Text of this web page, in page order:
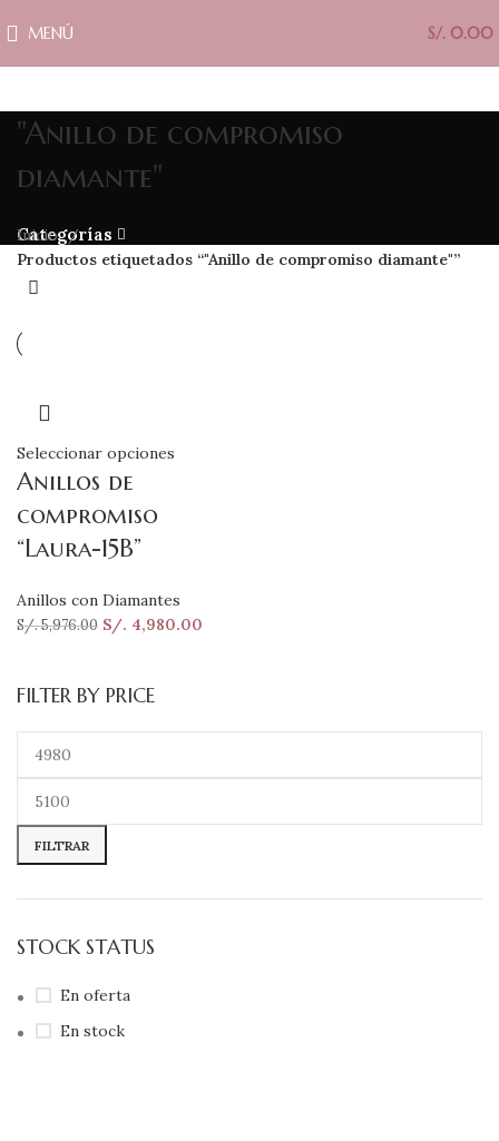
MENÚ S/. 0.00
"Anillo de compromiso
diamante"
Categorías
FILTER BY PRICE
FILTRAR
STOCK STATUS
En oferta
En stock
Inicio
Productos etiquetados “"Anillo de compromiso diamante"”
Seleccionar opciones
Anillos de
compromiso
“Laura-15B”
Anillos con Diamantes
S/.5,976.00 S/. 4,980.00